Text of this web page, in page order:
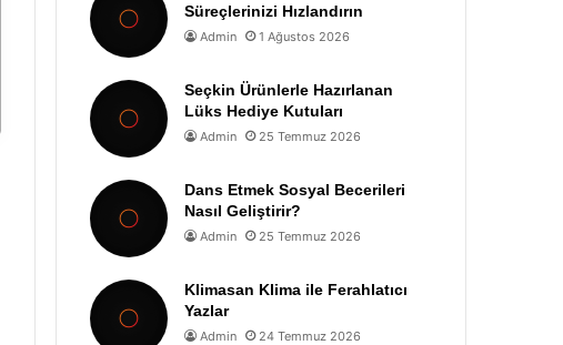
Süreçlerinizi Hızlandırın
Admin 1 Ağustos 2026
Seçkin Ürünlerle Hazırlanan
Lüks Hediye Kutuları
Admin 25 Temmuz 2026
Dans Etmek Sosyal Becerileri
Nasıl Geliştirir?
Admin 25 Temmuz 2026
Klimasan Klima ile Ferahlatıcı
Yazlar
Admin 24 Temmuz 2026